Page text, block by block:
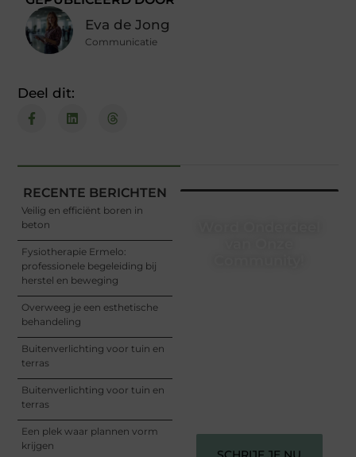
Eva de Jong
Communicatie
Deel dit:
RECENTE BERICHTEN
Veilig en efficiënt boren in
beton
Fysiotherapie Ermelo:
professionele begeleiding bij
herstel en beweging
Overweeg je een esthetische
behandeling
Buitenverlichting voor tuin en
terras
Buitenverlichting voor tuin en
terras
Een plek waar plannen vorm
krijgen